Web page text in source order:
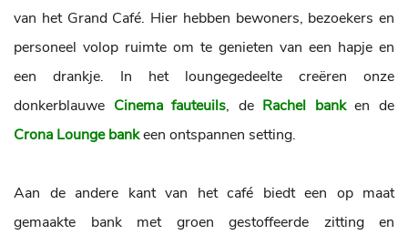
van het Grand Café. Hier hebben bewoners, bezoekers en
personeel volop ruimte om te genieten van een hapje en
een drankje. In het loungegedeelte creëren onze
donkerblauwe Cinema fauteuils, de Rachel banken de
Crona Lounge bankeen ontspannen setting.
Aan de andere kant van het café biedt een op maat
gemaakte bank met groen gestoffeerde zitting en